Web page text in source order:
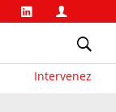
Intervenez